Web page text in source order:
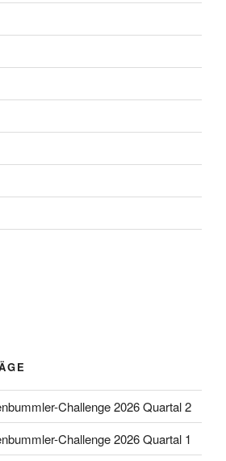
Challenge 2026 Quartal 2
Challenge 2026 Quartal 1